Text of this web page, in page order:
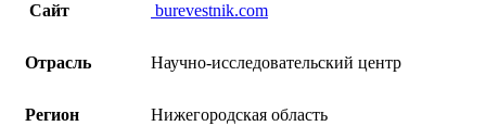
Сайт burevestnik.com
Отрасль Научно-исследовательский центр
Регион Нижегородская область